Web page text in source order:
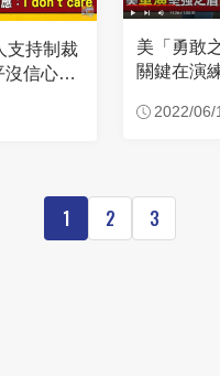
支持制裁
信心成
美「勇敢
關鍵在演
2022/06/
1 2 3